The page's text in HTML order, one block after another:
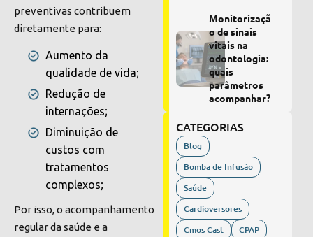
preventivas contribuem
diretamente para:
Aumento da
qualidade de vida;
Redução de
internações;
Diminuição de
custos com
tratamentos
complexos;
Por isso, o acompanhamento
regular da saúde e a
Monitorizaçã
o de sinais
vitais na
odontologia:
quais
parâmetros
acompanhar?
CATEGORIAS
Blog
Bomba de Infusão
Saúde
Cardioversores
Cmos Cast
CPAP